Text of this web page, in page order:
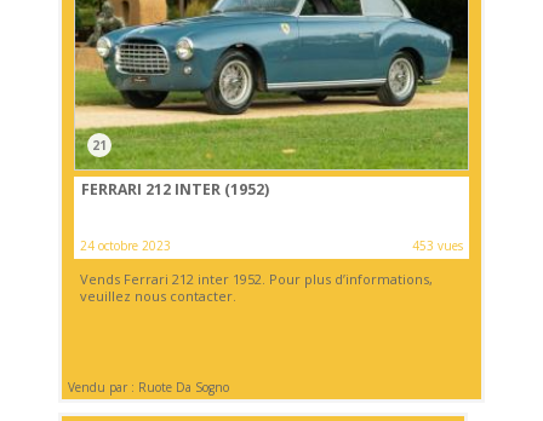
21
FERRARI 212 INTER (1952)
24 octobre 2023 453 vues
Vends Ferrari 212 inter 1952. Pour plus d’informations,
veuillez nous contacter.
Vendu par : Ruote Da Sogno